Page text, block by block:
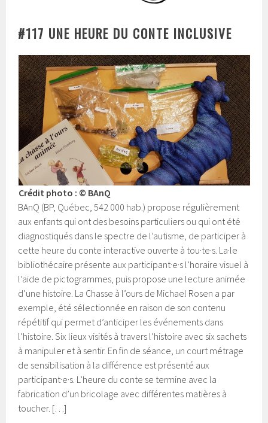
#117 UNE HEURE DU CONTE INCLUSIVE
Crédit photo : © BAnQ
BAnQ (BP, Québec, 542 000 hab.) propose régulièrement
aux enfants qui ont des besoins particuliers ou qui ont été
diagnostiqués dans le spectre de l’autisme, de participer à
cette heure du conte interactive ouverte à tou·te·s. La·le
bibliothécaire présente aux participant·e·s l’horaire visuel à
l’aide de pictogrammes, puis propose une lecture animée
d’une histoire. La Chasse à l’ours de Michael Rosen a par
exemple, été sélectionnée en raison de son contenu
répétitif qui permet d’anticiper les événements dans
l’histoire. Six lieux visités à travers l’histoire avec six sachets
à manipuler et à sentir. En fin de séance, un court métrage
de sensibilisation à la différence est présenté aux
participant·e·s. L’heure du conte se termine avec la
fabrication d’un bricolage avec différentes matières à
toucher. […]